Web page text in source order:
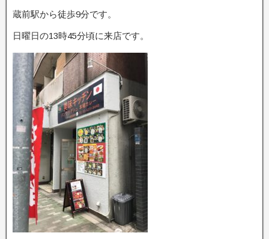
蔵前駅から徒歩9分です。
日曜日の13時45分頃に来店です。